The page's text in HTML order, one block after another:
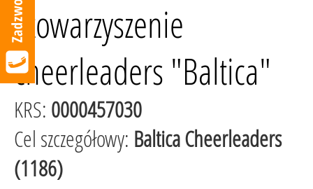
Stowarzyszenie
cheerleaders "Baltica"
KRS: 0000457030
Cel szczegółowy: Baltica Cheerleaders
(1186)